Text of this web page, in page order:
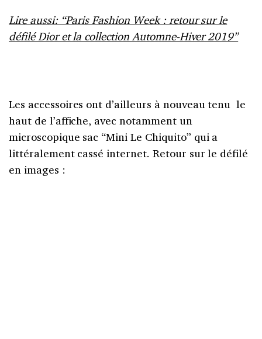
Lire aussi: “Paris Fashion Week : retour sur le
défilé Dior et la collection Automne-Hiver 2019”
Les accessoires ont d’ailleurs à nouveau tenu le
haut de l’affiche, avec notamment un
microscopique sac “Mini Le Chiquito” qui a
littéralement cassé internet. Retour sur le défilé
en images :